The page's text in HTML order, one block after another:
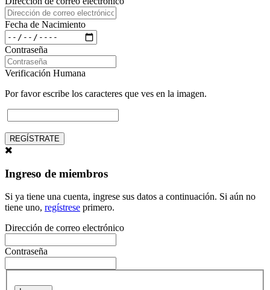
Fecha de Nacimiento
Contraseña
Verificación Humana
Por favor escribe los caracteres que ves en la imagen.
REGÍSTRATE
Ingreso de miembros
Si ya tiene una cuenta, ingrese sus datos a continuación. Si aún no
tiene uno, regístrese primero.
Dirección de correo electrónico
Contraseña